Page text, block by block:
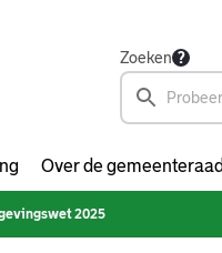
Zoeken
Over de gemeenteraad
2025